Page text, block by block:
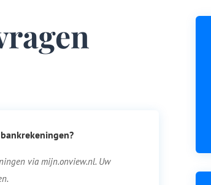
via mijn.onview.nl. Uw